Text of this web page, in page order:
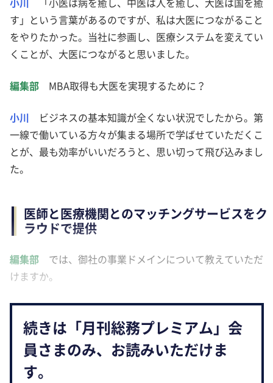
す」という言葉があるのですが、私は大医につながること
をやりたかった。当社に参画し、医療システムを変えてい
くことが、大医につながると思いました。
編集部 MBA取得も大医を実現するために？
小川
ビジネスの基本知識が全くない状況でしたから。第
一線で働いている方々が集まる場所で学ばせていただくこ
とが、最も効率がいいだろうと、思い切って飛び込みまし
た。
医師と医療機関とのマッチングサービスをク
ラウドで提供
編集部 では、御社の事業ドメインについて教えていただ
けますか。
続きは「月刊総務プレミアム」会
員さまのみ、お読みいただけま
す。